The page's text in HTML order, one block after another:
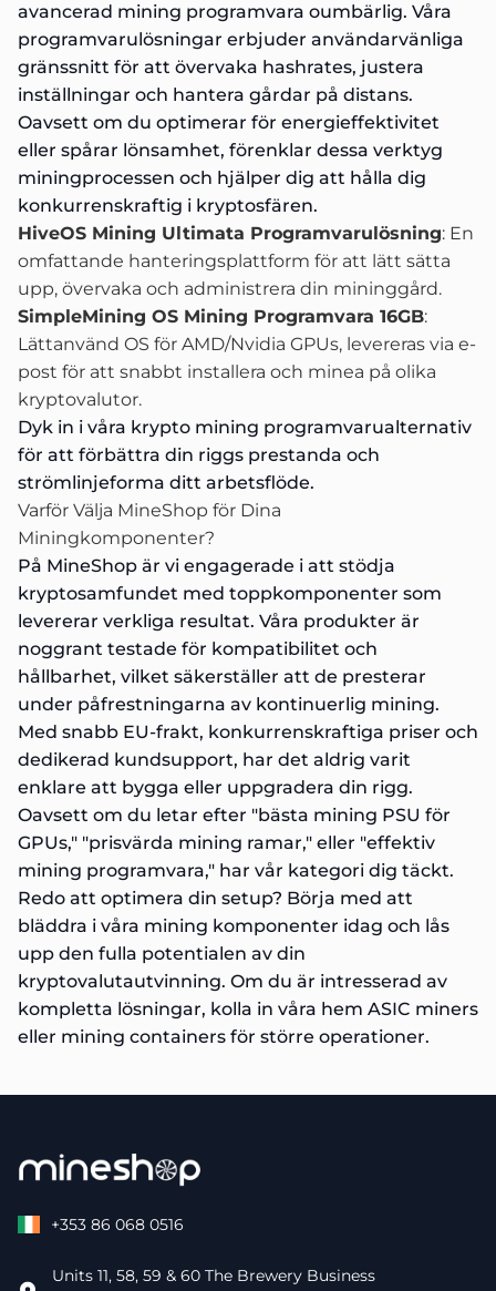
avancerad mining programvara oumbärlig. Våra
programvarulösningar erbjuder användarvänliga
gränssnitt för att övervaka hashrates, justera
inställningar och hantera gårdar på distans.
Oavsett om du optimerar för energieffektivitet
eller spårar lönsamhet, förenklar dessa verktyg
miningprocessen och hjälper dig att hålla dig
konkurrenskraftig i kryptosfären.
HiveOS Mining Ultimata Programvarulösning: En
omfattande hanteringsplattform för att lätt sätta
upp, övervaka och administrera din mininggård.
SimpleMining OS Mining Programvara 16GB:
Lättanvänd OS för AMD/Nvidia GPUs, levereras via e-
post för att snabbt installera och minea på olika
kryptovalutor.
Dyk in i våra krypto mining programvarualternativ
för att förbättra din riggs prestanda och
strömlinjeforma ditt arbetsflöde.
Varför Välja MineShop för Dina
Miningkomponenter?
På MineShop är vi engagerade i att stödja
kryptosamfundet med toppkomponenter som
levererar verkliga resultat. Våra produkter är
noggrant testade för kompatibilitet och
hållbarhet, vilket säkerställer att de presterar
under påfrestningarna av kontinuerlig mining.
Med snabb EU-frakt, konkurrenskraftiga priser och
dedikerad kundsupport, har det aldrig varit
enklare att bygga eller uppgradera din rigg.
Oavsett om du letar efter "bästa mining PSU för
GPUs," "prisvärda mining ramar," eller "effektiv
mining programvara," har vår kategori dig täckt.
Redo att optimera din setup? Börja med att
bläddra i våra mining komponenter idag och lås
upp den fulla potentialen av din
kryptovalutautvinning. Om du är intresserad av
kompletta lösningar, kolla in våra hem ASIC miners
eller mining containers för större operationer.
PSU XT30€39.87
Snowman BM9015R12 Fan
OpenClaw Mining Hub — Mini PC for Bitcoin Miners
Noctua NF-A4x20 5V PWM Case Fan – Ultra-Quiet
63A 3-Phase 12-Port Mining PDU – High-Performance
+353 86 068 0516
Units 11, 58, 59 & 60 The Brewery Business